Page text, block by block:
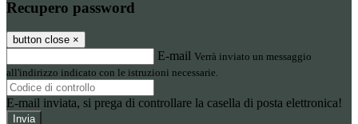
Recupero password
button close ×
E-mail Verrà inviato un messaggio
all'indirizzo indicato con le istruzioni necessarie.
E-mail inviata, si prega di controllare la casella di posta elettronica!